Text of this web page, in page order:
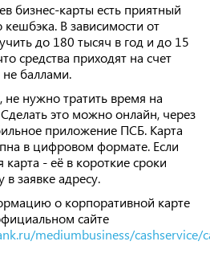
бизнес-карты есть приятный
кешбэка. В зависимости от
до 180 тысяч в год и до 15
средства приходят на счет
баллами.
нужно тратить время на
это можно онлайн, через
приложение ПСБ. Карта
в цифровом формате. Если
- её в короткие сроки
в заявке адресу.
о корпоративной карте
сайте
mediumbusiness/cashservice/